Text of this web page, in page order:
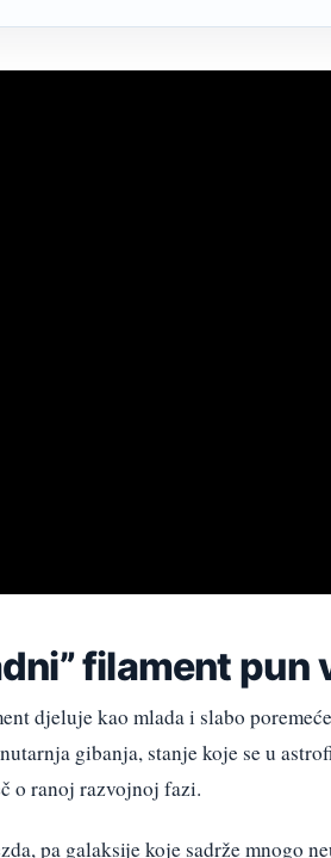
filament pun
djeluje kao mlada i slabo
gibanja, stanje koje se u
o ranoj razvojnoj fazi.
pa galaksije koje sadrže mnogo